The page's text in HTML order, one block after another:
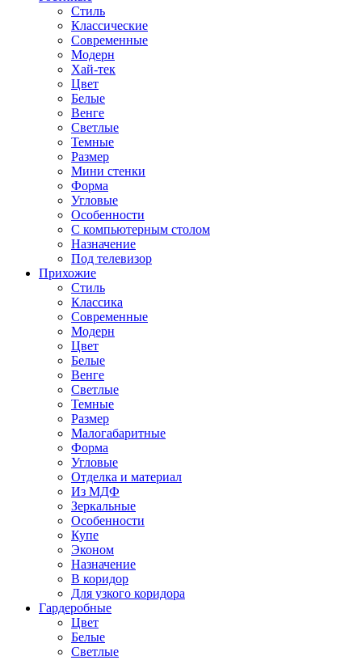
Стиль
Классические
Современные
Модерн
Хай-тек
Цвет
Белые
Венге
Светлые
Темные
Размер
Мини стенки
Форма
Угловые
Особенности
С компьютерным столом
Назначение
Под телевизор
Прихожие
Стиль
Классика
Современные
Модерн
Цвет
Белые
Венге
Светлые
Темные
Размер
Малогабаритные
Форма
Угловые
Отделка и материал
Из МДФ
Зеркальные
Особенности
Купе
Эконом
Назначение
В коридор
Для узкого коридора
Гардеробные
Цвет
Белые
Светлые